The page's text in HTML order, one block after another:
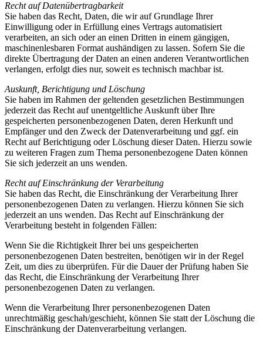
Recht auf Datenübertragbarkeit
Sie haben das Recht, Daten, die wir auf Grundlage Ihrer
Einwilligung oder in Erfüllung eines Vertrags automatisiert
verarbeiten, an sich oder an einen Dritten in einem gängigen,
maschinenlesbaren Format aushändigen zu lassen. Sofern Sie die
direkte Übertragung der Daten an einen anderen Verantwortlichen
verlangen, erfolgt dies nur, soweit es technisch machbar ist.
Auskunft, Berichtigung und Löschung
Sie haben im Rahmen der geltenden gesetzlichen Bestimmungen
jederzeit das Recht auf unentgeltliche Auskunft über Ihre
gespeicherten personenbezogenen Daten, deren Herkunft und
Empfänger und den Zweck der Datenverarbeitung und ggf. ein
Recht auf Berichtigung oder Löschung dieser Daten. Hierzu sowie
zu weiteren Fragen zum Thema personenbezogene Daten können
Sie sich jederzeit an uns wenden.
Recht auf Einschränkung der Verarbeitung
Sie haben das Recht, die Einschränkung der Verarbeitung Ihrer
personenbezogenen Daten zu verlangen. Hierzu können Sie sich
jederzeit an uns wenden. Das Recht auf Einschränkung der
Verarbeitung besteht in folgenden Fällen:
Wenn Sie die Richtigkeit Ihrer bei uns gespeicherten
personenbezogenen Daten bestreiten, benötigen wir in der Regel
Zeit, um dies zu überprüfen. Für die Dauer der Prüfung haben Sie
das Recht, die Einschränkung der Verarbeitung Ihrer
personenbezogenen Daten zu verlangen.
Wenn die Verarbeitung Ihrer personenbezogenen Daten
unrechtmäßig geschah/geschieht, können Sie statt der Löschung die
Einschränkung der Datenverarbeitung verlangen.